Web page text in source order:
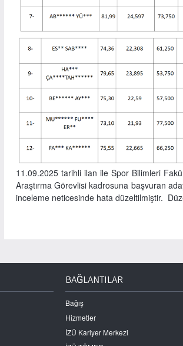
11.09.2025 tarihli ilan ile Spor Bilimleri
Araştırma Görevlisi kadrosuna başvuran
inceleme neticesinde hata düzeltilmiştir.
BAĞLANTILAR
Bağış
Hizmetler
İZÜ Kariyer Merkezi